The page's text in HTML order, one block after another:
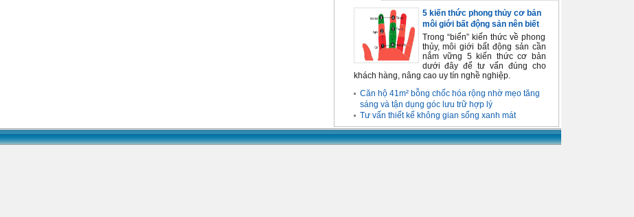
5 kiến thức phong thủy cơ bản
môi giới bất động sản nên biết
Trong “biển” kiến thức về phong
thủy, môi giới bất động sản cần
nắm vững 5 kiến thức cơ bản
dưới đây để tư vấn đúng cho
khách hàng, nâng cao uy tín nghề nghiệp.
Căn hộ 41m² bỗng chốc hóa rộng nhờ mẹo tăng
sáng và tận dụng góc lưu trữ hợp lý
Tư vấn thiết kế không gian sống xanh mát